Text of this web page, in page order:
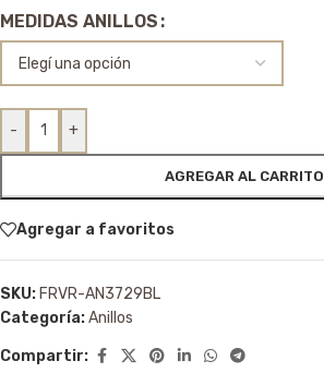
MEDIDAS ANILLOS
- +
AGREGAR AL CARRITO
Agregar a favoritos
SKU: FRVR-AN3729BL
Categoría:Anillos
Compartir: